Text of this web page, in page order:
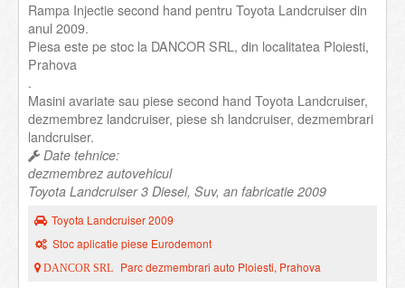
Rampa Injectie second hand pentru Toyota Landcruiser din
anul 2009.
Piesa este pe stoc la DANCOR SRL, din localitatea Ploiesti,
Prahova
.
Masini avariate sau piese second hand Toyota Landcruiser,
dezmembrez landcruiser, piese sh landcruiser, dezmembrari
landcruiser.
Date tehnice:
dezmembrez autovehicul
Toyota Landcruiser 3 Diesel, Suv, an fabricatie 2009
Toyota Landcruiser 2009
Stoc aplicatie piese Eurodemont
DANCOR SRL Parc dezmembrari auto Ploiesti, Prahova